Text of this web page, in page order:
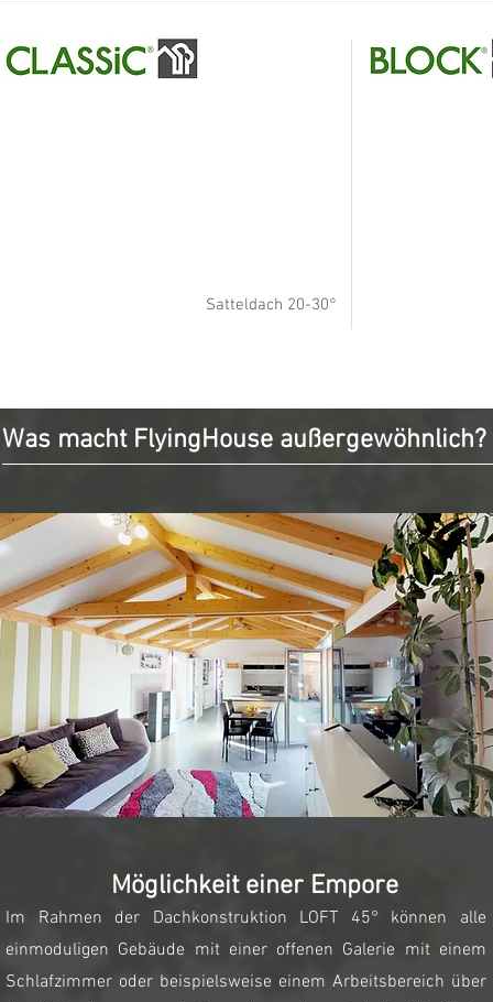
Satteldach 20-30°
Varianty provedení
Was macht FlyingHouse außergewöhnlich?
Möglichkeit einer Empore
Im Rahmen der Dachkonstruktion LOFT 45° können alle
einmoduligen Gebäude mit einer offenen Galerie mit einem
Schlafzimmer oder beispielsweise einem Arbeitsbereich über